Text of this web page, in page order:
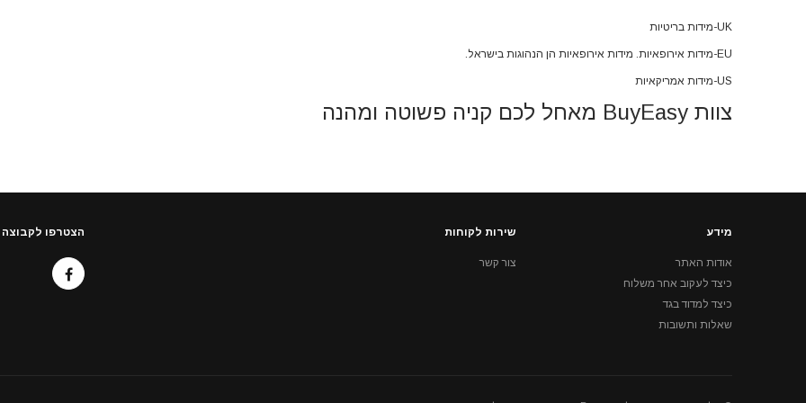
UK-מידות בריטיות
EU-מידות אירופאיות. מידות אירופאיות הן הנהוגות בישראל.
US-מידות אמריקאיות
צוות BuyEasy מאחל לכם קניה פשוטה ומהנה
מידע
אודות האתר
כיצד לעקוב אחר משלוח
כיצד למדוד בגד
שאלות ותשובות
שירות לקוחות
צור קשר
הצטרפו לקבוצה